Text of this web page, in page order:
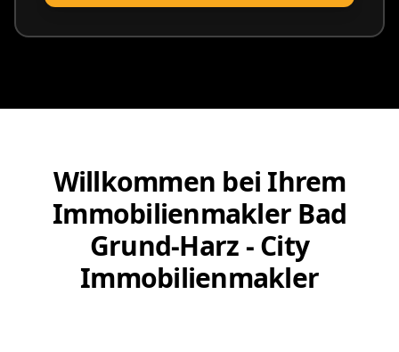
Willkommen bei Ihrem
Immobilienmakler Bad
Grund-Harz - City
Immobilienmakler